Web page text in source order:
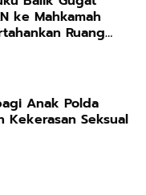
ke Mahkamah
Ruang
Anak Polda
Kekerasan Seksual